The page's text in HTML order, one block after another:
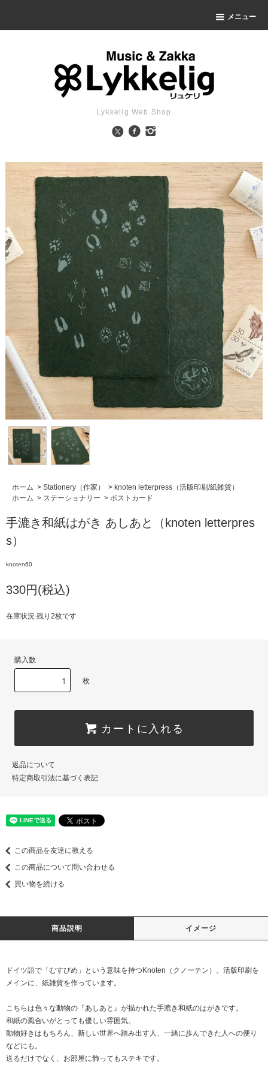
メニュー
Lykkelig Web Shop
ホーム > Stationery（作家） > knoten letterpress（活版印刷/紙雑貨）
ホーム > ステーショナリー > ポストカード
手漉き和紙はがき あしあと（knoten letterpres
s）
knoten60
330円(税込)
在庫状況 残り2枚です
購入数
枚
カートに入れる
返品について
特定商取引法に基づく表記
この商品を友達に教える
この商品について問い合わせる
買い物を続ける
商品説明 イメージ
ドイツ語で「むすびめ」という意味を持つKnoten（クノーテン）。活版印刷を
メインに、紙雑貨を作っています。
こちらは色々な動物の『あしあと』が描かれた手漉き和紙のはがきです。
和紙の風合いがとっても優しい雰囲気。
動物好きはもちろん、新しい世界へ踏み出す人、一緒に歩んできた人への便り
などにも。
送るだけでなく、お部屋に飾ってもステキです。